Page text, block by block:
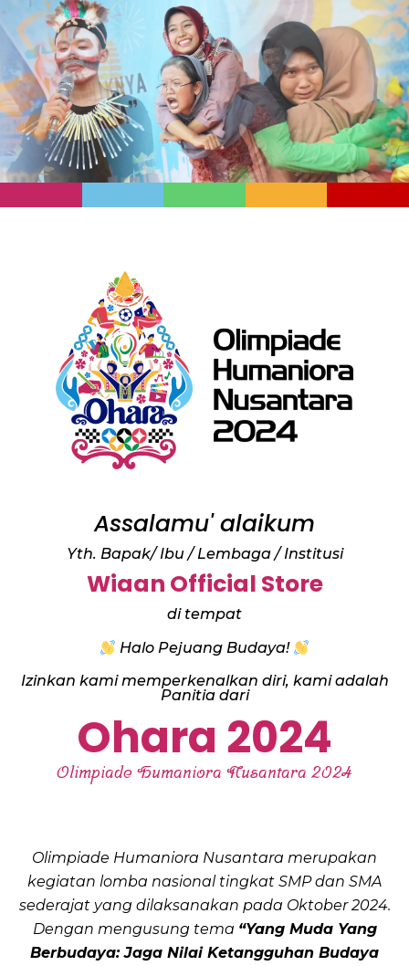
Assalamu' alaikum
Yth. Bapak/ Ibu / Lembaga / Institusi
Wiaan Official Store
di tempat
Halo Pejuang Budaya!
Izinkan kami memperkenalkan diri, kami adalah
Panitia dari
Ohara 2024
Olimpiade Humaniora Nusantara 2024
Olimpiade Humaniora Nusantara merupakan
kegiatan lomba nasional tingkat SMP dan SMA
sederajat yang dilaksanakan pada Oktober 2024.
Dengan mengusung tema “Yang Muda Yang
Berbudaya: Jaga Nilai Ketangguhan Budaya